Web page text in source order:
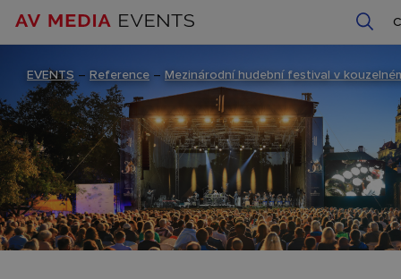
EVENTS – Reference – Mezinárodní hudební festival v